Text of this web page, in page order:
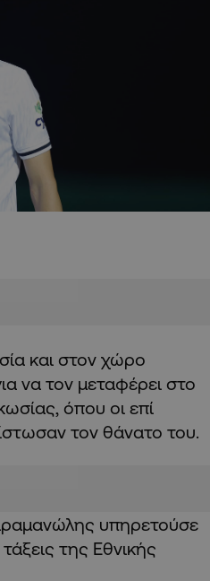
και στον χώρο
να τον μεταφέρει στο
όπου οι επί
τον θάνατο του.
υπηρετούσε
της Εθνικής